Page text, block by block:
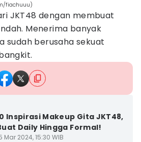
fiachuuu)
JKT48 dengan membuat
Menerima banyak
sudah berusaha sekuat
Inspirasi Makeup Gita JKT48,
Daily Hingga Formal!
Mar 2024, 15:30 WIB